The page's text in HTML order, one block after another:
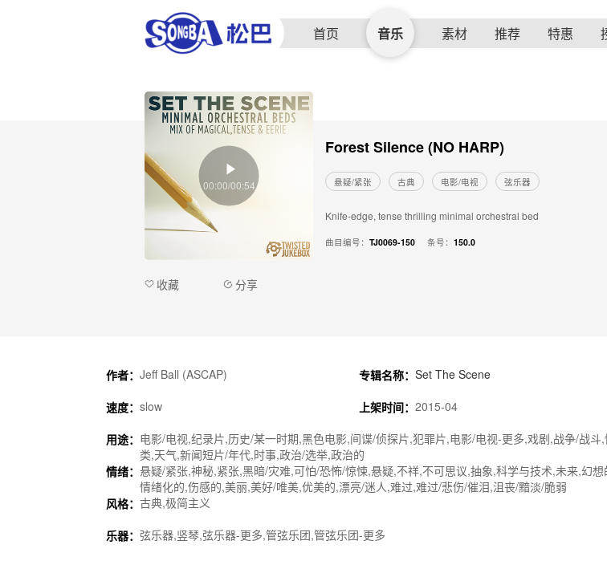
首页 音乐 素材 推荐 特惠
Forest Silence (NO HARP)
悬疑/紧张 古典 电影/电视 弦乐器
Knife-edge, tense thrilling minimal orchestral bed
曲目编号： TJ0069-150 条号： 150.0
00:00/00:54
收藏 分享
作者： Jeff Ball (ASCAP) 专辑名称： Set The Scene
速度： slow 上架时间： 2015-04
用途： 电影/电视,纪录片,历史/某一时期,黑色电影,间谍/侦探片,犯罪片,电影/电视-更多,戏剧,战争/战
类,天气,新闻短片/年代,时事,政治/选举,政治的
情绪： 悬疑/紧张,神秘,紧张,黑暗/灾难,可怕/恐怖/惊悚,悬疑,不祥,不可思议,抽象,科学与技术,未来,幻
情绪化的,伤感的,美丽,美好/唯美,优美的,漂亮/迷人,难过,难过/悲伤/催泪,沮丧/黯淡/脆弱
风格： 古典,极简主义
乐器： 弦乐器,竖琴,弦乐器-更多,管弦乐团,管弦乐团-更多